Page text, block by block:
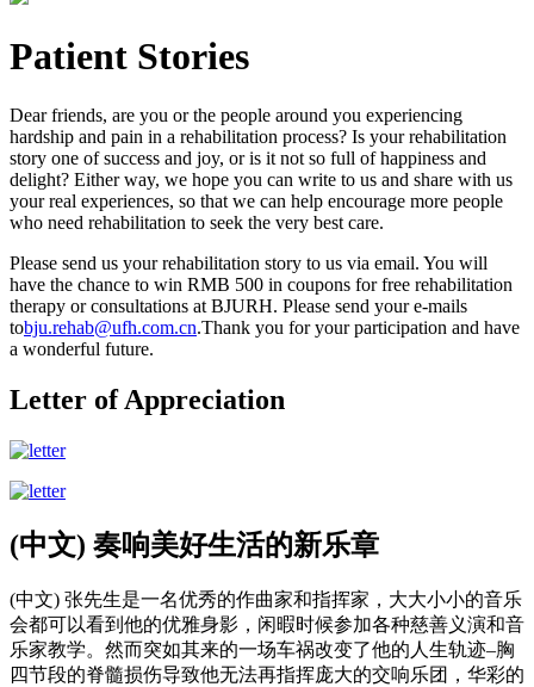
Patient Stories
Dear friends, are you or the people around you experiencing
hardship and pain in a rehabilitation process? Is your rehabilitation
story one of success and joy, or is it not so full of happiness and
delight? Either way, we hope you can write to us and share with us
your real experiences, so that we can help encourage more people
who need rehabilitation to seek the very best care.
Please send us your rehabilitation story to us via email. You will
have the chance to win RMB 500 in coupons for free rehabilitation
therapy or consultations at BJURH. Please send your e-mails
tobju.rehab@ufh.com.cn.Thank you for your participation and have
a wonderful future.
Letter of Appreciation
(中文) 奏响美好生活的新乐章
(中文) 张先生是一名优秀的作曲家和指挥家，大大小小的音乐
会都可以看到他的优雅身影，闲暇时候参加各种慈善义演和音
乐家教学。然而突如其来的一场车祸改变了他的人生轨迹–胸
四节段的脊髓损伤导致他无法再指挥庞大的交响乐团，华彩的